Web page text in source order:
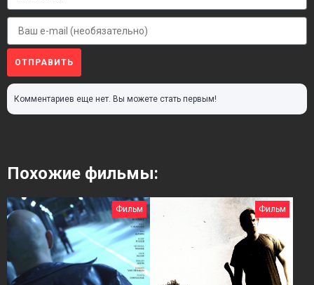
ОТПРАВИТЬ
Комментариев еще нет. Вы можете стать первым!
Похожие фильмы:
Фильм Фильм